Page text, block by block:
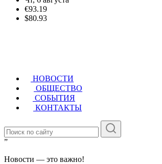
€93.19
$80.93
НОВОСТИ
ОБЩЕСТВО
СОБЫТИЯ
КОНТАКТЫ
”
Новости — это важно!